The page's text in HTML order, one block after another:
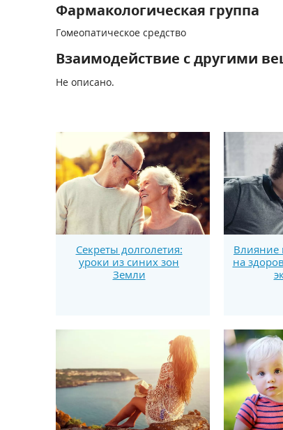
Фармакологическая группа
Гомеопатическое средство
Взаимодействие с другими
Не описано.
Секреты долголетия:
уроки из синих зон
Земли
Влияние
на